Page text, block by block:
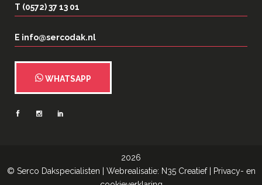
T (0572) 37 13 01
E info@sercodak.nl
WHATSAPP
2026
© Serco Dakspecialisten | Webrealisatie: N35 Creatief|
Privacy- en